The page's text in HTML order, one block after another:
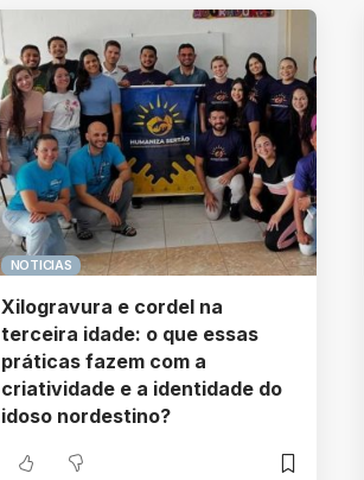
NOTICIAS
Xilogravura e cordel na
terceira idade: o que essas
práticas fazem com a
criatividade e a identidade do
idoso nordestino?